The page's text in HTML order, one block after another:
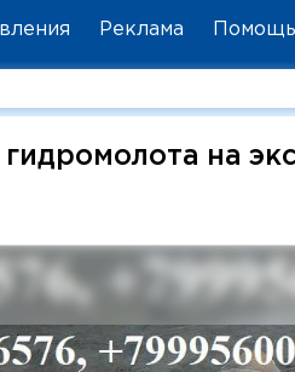
Реклама Помощь
гидромолота на